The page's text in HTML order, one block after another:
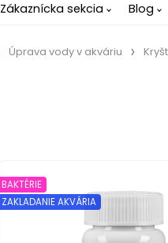
Zákaznícka sekcia Blog
Úprava vody v akváriu
BAKTÉRIE
ZAKLADANIE AKVÁRIA